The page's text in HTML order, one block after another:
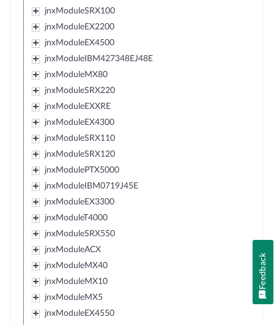
jnxModuleSRX100
jnxModuleEX2200
jnxModuleEX4500
jnxModuleIBM427348EJ48E
jnxModuleMX80
jnxModuleSRX220
jnxModuleEXXRE
jnxModuleEX4300
jnxModuleSRX110
jnxModuleSRX120
jnxModulePTX5000
jnxModuleIBM0719J45E
jnxModuleEX3300
jnxModuleT4000
jnxModuleSRX550
jnxModuleACX
jnxModuleMX40
jnxModuleMX10
jnxModuleMX5
jnxModuleEX4550
Feedback